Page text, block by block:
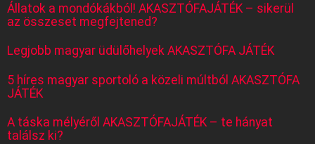
Állatok a mondókákból! AKASZTÓFAJÁTÉK – sikerül
az összeset megfejtened?
Legjobb magyar üdülőhelyek AKASZTÓFA JÁTÉK
5 híres magyar sportoló a közeli múltból AKASZTÓFA
JÁTÉK
A táska mélyéről AKASZTÓFAJÁTÉK – te hányat
találsz ki?